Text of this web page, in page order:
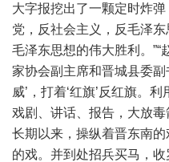
大字报挖出了一颗定时炸
党，反社会主义，反毛泽
毛泽东思想的伟大胜利。
家协会副主席和晋城县委
威’，打着‘红旗’反红旗。
戏剧、讲话、报告，大放
长期以来，操纵着晋东南
的戏。并到处招兵买马，